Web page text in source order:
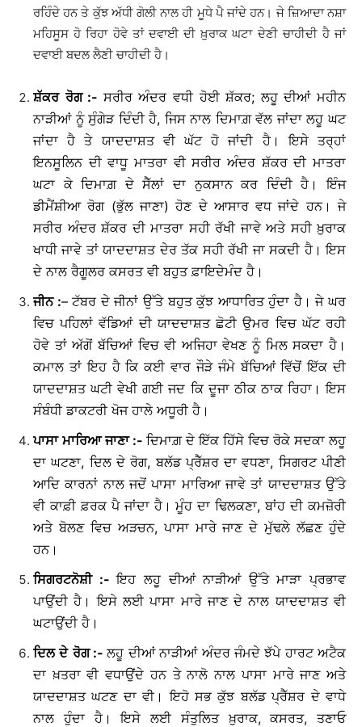
ਰਹਿੰਦੇ ਹਨ ਤੇ ਕੁੱਝ ਅੱਧੀ ਗੋਲੀ ਨਾਲ ਹੀ ਮੂਧੇ ਪੈ ਜਾਂਦੇ ਹਨ। ਜੇ ਜ਼ਿਆਦਾ ਨਸ਼ਾ
ਮਹਿਸੂਸ ਹੋ ਰਿਹਾ ਹੋਵੇ ਤਾਂ ਦਵਾਈ ਦੀ ਖ਼ੁਰਾਕ ਘਟਾ ਦੇਣੀ ਚਾਹੀਦੀ ਹੈ ਜਾਂ
ਦਵਾਈ ਬਦਲ ਲੈਣੀ ਚਾਹੀਦੀ ਹੈ।
ਸ਼ੱਕਰ ਰੋਗ:- ਸਰੀਰ ਅੰਦਰ ਵਧੀ ਹੋਈ ਸ਼ੱਕਰ; ਲਹੂ ਦੀਆਂ ਮਹੀਨ
ਨਾੜੀਆਂ ਨੂੰ ਸੁੰਗੇੜ ਦਿੰਦੀ ਹੈ, ਜਿਸ ਨਾਲ ਦਿਮਾਗ਼ ਵੱਲ ਜਾਂਦਾ ਲਹੂ ਘਟ
ਜਾਂਦਾ ਹੈ ਤੇ ਯਾਦਦਾਸ਼ਤ ਵੀ ਘੱਟ ਹੋ ਜਾਂਦੀ ਹੈ। ਇਸੇ ਤਰ੍ਹਾਂ
ਇਨਸੂਲਿਨ ਦੀ ਵਾਧੂ ਮਾਤਰਾ ਵੀ ਸਰੀਰ ਅੰਦਰ ਸ਼ੱਕਰ ਦੀ ਮਾਤਰਾ
ਘਟਾ ਕੇ ਦਿਮਾਗ਼ ਦੇ ਸੈੱਲਾਂ ਦਾ ਨੁਕਸਾਨ ਕਰ ਦਿੰਦੀ ਹੈ। ਇੰਜ
ਡੀਮੈਂਸ਼ੀਆ ਰੋਗ (ਭੁੱਲ ਜਾਣਾ) ਹੋਣ ਦੇ ਆਸਾਰ ਵਧ ਜਾਂਦੇ ਹਨ। ਜੇ
ਸਰੀਰ ਅੰਦਰ ਸ਼ੱਕਰ ਦੀ ਮਾਤਰਾ ਸਹੀ ਰੱਖੀ ਜਾਵੇ ਅਤੇ ਸਹੀ ਖ਼ੁਰਾਕ
ਖਾਧੀ ਜਾਵੇ ਤਾਂ ਯਾਦਦਾਸ਼ਤ ਦੇਰ ਤੱਕ ਸਹੀ ਰੱਖੀ ਜਾ ਸਕਦੀ ਹੈ। ਇਸ
ਦੇ ਨਾਲ ਰੈਗੂਲਰ ਕਸਰਤ ਵੀ ਬਹੁਤ ਫ਼ਾਇਦੇਮੰਦ ਹੈ।
ਜੀਨ:– ਟੱਬਰ ਦੇ ਜੀਨਾਂ ਉੱਤੇ ਬਹੁਤ ਕੁੱਝ ਆਧਾਰਿਤ ਹੁੰਦਾ ਹੈ। ਜੇ ਘਰ
ਵਿਚ ਪਹਿਲਾਂ ਵੱਡਿਆਂ ਦੀ ਯਾਦਦਾਸ਼ਤ ਛੋਟੀ ਉਮਰ ਵਿਚ ਘੱਟ ਰਹੀ
ਹੋਵੇ ਤਾਂ ਅੱਗੋਂ ਬੱਚਿਆਂ ਵਿਚ ਵੀ ਅਜਿਹਾ ਵੇਖਣ ਨੂੰ ਮਿਲ ਸਕਦਾ ਹੈ।
ਕਮਾਲ ਤਾਂ ਇਹ ਹੈ ਕਿ ਕਈ ਵਾਰ ਜੌੜੇ ਜੰਮੇ ਬੱਚਿਆਂ ਵਿੱਚੋਂ ਇੱਕ ਦੀ
ਯਾਦਦਾਸ਼ਤ ਘਟੀ ਵੇਖੀ ਗਈ ਜਦ ਕਿ ਦੂਜਾ ਠੀਕ ਠਾਕ ਰਿਹਾ। ਇਸ
ਸੰਬੰਧੀ ਡਾਕਟਰੀ ਖੋਜ ਹਾਲੇ ਅਧੂਰੀ ਹੈ।
ਪਾਸਾ ਮਾਰਿਆ ਜਾਣਾ:- ਦਿਮਾਗ਼ ਦੇ ਇੱਕ ਹਿੱਸੇ ਵਿਚ ਰੋਕੇ ਸਦਕਾ ਲਹੂ
ਦਾ ਘਟਣਾ, ਦਿਲ ਦੇ ਰੋਗ, ਬਲੱਡ ਪ੍ਰੈੱਸ਼ਰ ਦਾ ਵਧਣਾ, ਸਿਗਰਟ ਪੀਣੀ
ਆਦਿ ਕਾਰਨਾਂ ਨਾਲ ਜਦੋਂ ਪਾਸਾ ਮਾਰਿਆ ਜਾਵੇ ਤਾਂ ਯਾਦਦਾਸ਼ਤ ਉੱਤੇ
ਵੀ ਕਾਫ਼ੀ ਫ਼ਰਕ ਪੈ ਜਾਂਦਾ ਹੈ। ਮੂੰਹ ਦਾ ਢਿਲਕਣਾ, ਬਾਂਹ ਦੀ ਕਮਜ਼ੋਰੀ
ਅਤੇ ਬੋਲਣ ਵਿਚ ਅੜਚਨ, ਪਾਸਾ ਮਾਰੇ ਜਾਣ ਦੇ ਮੁੱਢਲੇ ਲੱਛਣ ਹੁੰਦੇ
ਹਨ।
ਸਿਗਰਟਨੋਸ਼ੀ:-ਇਹ ਲਹੂ ਦੀਆਂ ਨਾੜੀਆਂ ਉੱਤੇ ਮਾੜਾ ਪ੍ਰਭਾਵ
ਪਾਉਂਦੀ ਹੈ। ਇਸੇ ਲਈ ਪਾਸਾ ਮਾਰੇ ਜਾਣ ਦੇ ਨਾਲ ਯਾਦਦਾਸ਼ਤ ਵੀ
ਘਟਾਉਂਦੀ ਹੈ।
ਦਿਲ ਦੇ ਰੋਗ:-ਲਹੂ ਦੀਆਂ ਨਾੜੀਆਂ ਅੰਦਰ ਜੰਮਦੇ ਝੱਪੇ ਹਾਰਟ ਅਟੈਕ
ਦਾ ਖ਼ਤਰਾ ਵੀ ਵਧਾਉਂਦੇ ਹਨ ਤੇ ਨਾਲੋ ਨਾਲ ਪਾਸਾ ਮਾਰੇ ਜਾਣ ਅਤੇ
ਯਾਦਦਾਸ਼ਤ ਘਟਣ ਦਾ ਵੀ। ਇਹੋ ਸਭ ਕੁੱਝ ਬਲੱਡ ਪ੍ਰੈੱਸ਼ਰ ਦੇ ਵਾਧੇ
ਨਾਲ ਹੁੰਦਾ ਹੈ। ਇਸੇ ਲਈ ਸੰਤੁਲਿਤ ਖ਼ੁਰਾਕ, ਕਸਰਤ, ਤਣਾਓ